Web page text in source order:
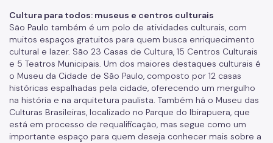
Cultura para todos: museus e centros culturais
São Paulo também é um polo de atividades culturais, com
muitos espaços gratuitos para quem busca enriquecimento
cultural e lazer. São 23 Casas de Cultura, 15 Centros Culturais
e 5 Teatros Municipais. Um dos maiores destaques culturais é
o Museu da Cidade de São Paulo, composto por 12 casas
históricas espalhadas pela cidade, oferecendo um mergulho
na história e na arquitetura paulista. Também há o Museu das
Culturas Brasileiras, localizado no Parque do Ibirapuera, que
está em processo de requalificação, mas segue como um
importante espaço para quem deseja conhecer mais sobre a